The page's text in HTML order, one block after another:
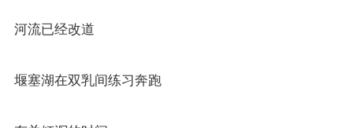
河流已经改道
堰塞湖在双乳间练习奔跑